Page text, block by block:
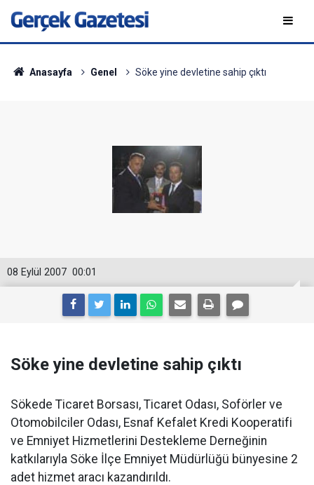
Anasayfa Genel Söke yine devletine sahip çıktı
00:01
08 Eylül 2007
Söke yine devletine sahip çıktı
Sökede Ticaret Borsası, Ticaret Odası, Soförler ve
Otomobilciler Odası, Esnaf Kefalet Kredi Kooperatifi
ve Emniyet Hizmetlerini Destekleme Derneğinin
katkılarıyla Söke İlçe Emniyet Müdürlüğü bünyesine 2
adet hizmet aracı kazandırıldı.